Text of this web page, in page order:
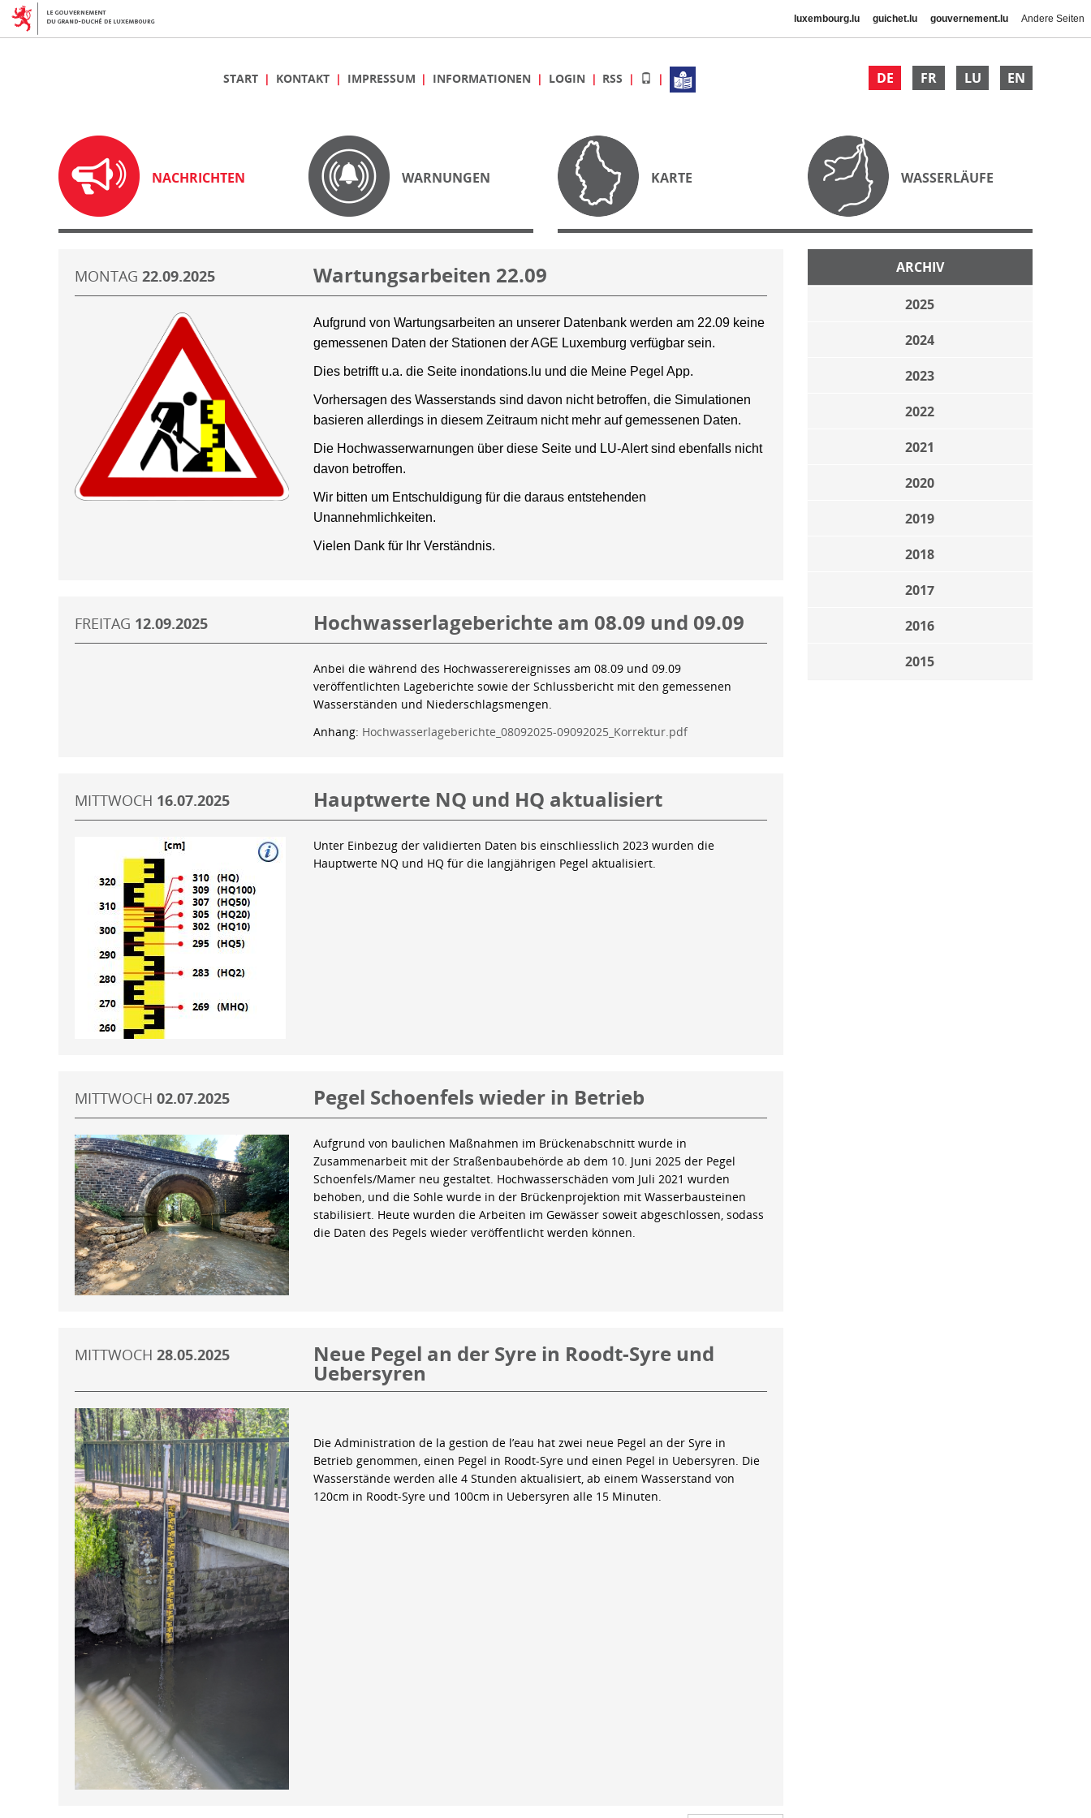
luxembourg.lu guichet.lu gouvernement.lu Andere Seiten
DE FR LU EN
START KONTAKT IMPRESSUM INFORMATIONEN LOGIN RSS
NACHRICHTEN WARNUNGEN KARTE WASSERLÄUFE
ARCHIV
2025
2024
2023
2022
2021
2020
2019
2018
2017
2016
2015
MONTAG 22.09.2025 Wartungsarbeiten 22.09
Aufgrund von Wartungsarbeiten an unserer Datenbank werden am 22.09 keine
gemessenen Daten der Stationen der AGE Luxemburg verfügbar sein.
Dies betrifft u.a. die Seite inondations.lu und die Meine Pegel App.
Vorhersagen des Wasserstands sind davon nicht betroffen, die Simulationen
basieren allerdings in diesem Zeitraum nicht mehr auf gemessenen Daten.
Die Hochwasserwarnungen über diese Seite und LU-Alert sind ebenfalls nicht
davon betroffen.
Wir bitten um Entschuldigung für die daraus entstehenden
Unannehmlichkeiten.
Vielen Dank für Ihr Verständnis.
FREITAG 12.09.2025 Hochwasserlageberichte am 08.09 und 09.09
Anbei die während des Hochwasserereignisses am 08.09 und 09.09
veröffentlichten Lageberichte sowie der Schlussbericht mit den gemessenen
Wasserständen und Niederschlagsmengen.
Anhang: Hochwasserlageberichte_08092025-09092025_Korrektur.pdf
MITTWOCH 16.07.2025 Hauptwerte NQ und HQ aktualisiert
Unter Einbezug der validierten Daten bis einschliesslich 2023 wurden die
Hauptwerte NQ und HQ für die langjährigen Pegel aktualisiert.
MITTWOCH 02.07.2025 Pegel Schoenfels wieder in Betrieb
Aufgrund von baulichen Maßnahmen im Brückenabschnitt wurde in
Zusammenarbeit mit der Straßenbaubehörde ab dem 10. Juni 2025 der Pegel
Schoenfels/Mamer neu gestaltet. Hochwasserschäden vom Juli 2021 wurden
behoben, und die Sohle wurde in der Brückenprojektion mit Wasserbausteinen
stabilisiert. Heute wurden die Arbeiten im Gewässer soweit abgeschlossen, sodass
die Daten des Pegels wieder veröffentlicht werden können.
MITTWOCH 28.05.2025 Neue Pegel an der Syre in Roodt-Syre und
Uebersyren
Die Administration de la gestion de l’eau hat zwei neue Pegel an der Syre in
Betrieb genommen, einen Pegel in Roodt-Syre und einen Pegel in Uebersyren. Die
Wasserstände werden alle 4 Stunden aktualisiert, ab einem Wasserstand von
120cm in Roodt-Syre und 100cm in Uebersyren alle 15 Minuten.